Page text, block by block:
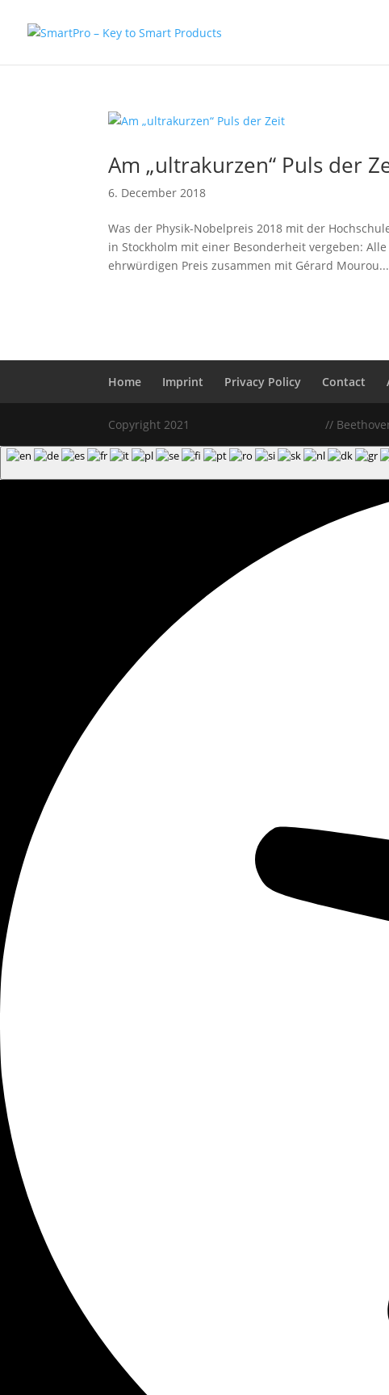
Am „ultrakurzen“ Puls der
6. December 2018
Was der Physik-Nobelpreis 2018 mit der
in Stockholm mit einer Besonderheit vergeben:
ehrwürdigen Preis zusammen mit Gérard
Home Imprint Privacy Policy Contact
Copyright 2021 //